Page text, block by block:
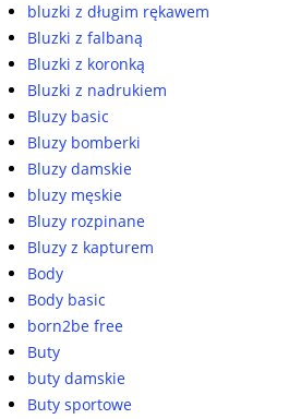
bluzki z długim rękawem
Bluzki z falbaną
Bluzki z koronką
Bluzki z nadrukiem
Bluzy basic
Bluzy bomberki
Bluzy damskie
bluzy męskie
Bluzy rozpinane
Bluzy z kapturem
Body
Body basic
born2be free
Buty
buty damskie
Buty sportowe